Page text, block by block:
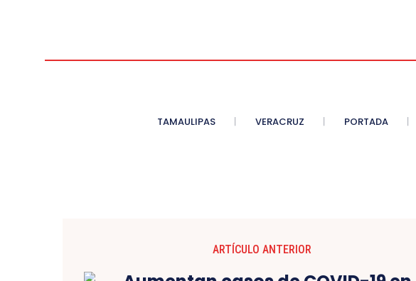
TAMAULIPAS VERACRUZ PORTADA
ARTÍCULO ANTERIOR